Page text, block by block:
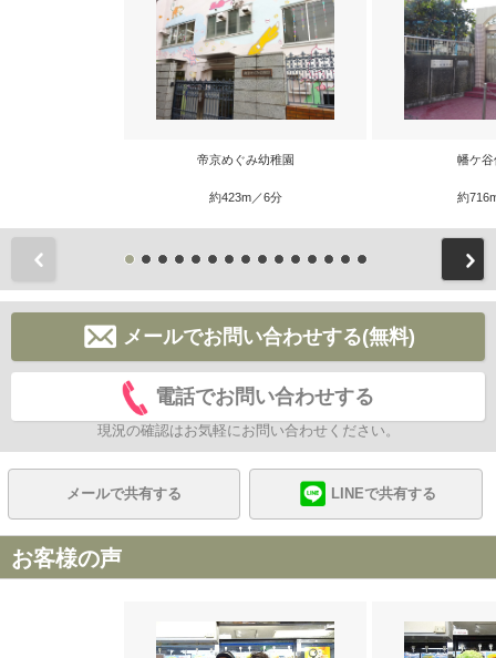
帝京めぐみ幼稚園
約423m／6分
幡ケ谷
約
メールでお問い合わせする(無料)
電話でお問い合わせする
現況の確認はお気軽にお問い合わせください。
メールで共有する LINEで共有する
お客様の声